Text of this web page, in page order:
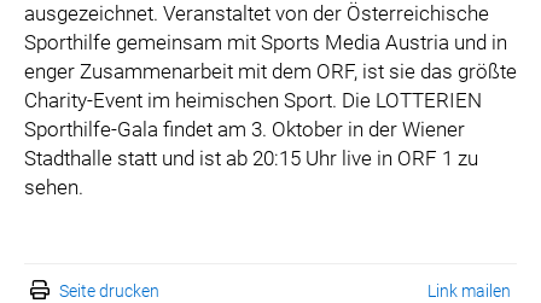
ausgezeichnet. Veranstaltet von der Österreichische
Sporthilfe gemeinsam mit Sports Media Austria und in
enger Zusammenarbeit mit dem ORF, ist sie das größte
Charity-Event im heimischen Sport. Die LOTTERIEN
Sporthilfe-Gala findet am 3. Oktober in der Wiener
Stadthalle statt und ist ab 20:15 Uhr live in ORF 1 zu
sehen.
Seite drucken Link mailen